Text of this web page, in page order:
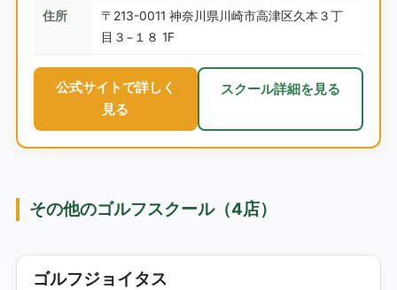
住所
〒213-0011 神奈川県川崎市高津区久本３丁
目３−１８ 1F
公式サイトで詳しく
見る
スクール詳細を見る
その他のゴルフスクール（4店）
ゴルフジョイタス